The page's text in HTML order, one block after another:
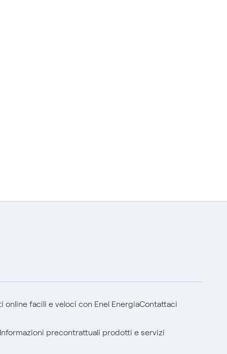
online facili e veloci con Enel EnergiaContattaci
Informazioni precontrattuali prodotti e servizi